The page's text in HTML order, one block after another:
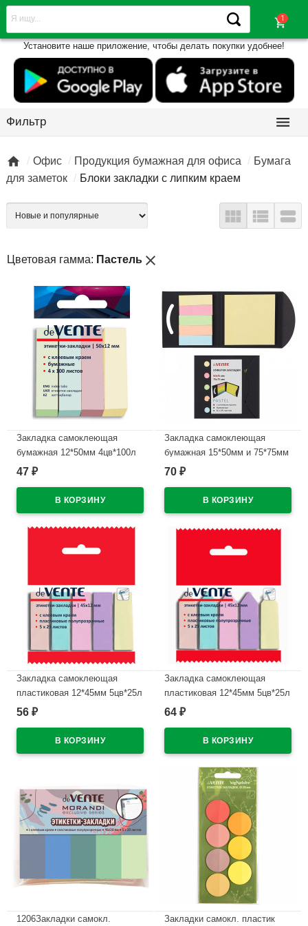
shopping_cart
Установите наше приложение, чтобы делать покупки удобнее!
Фильтр 
 Офис Продукция бумажная для офиса
Бумага
для заметок
Блоки закладки с липким краем
  
Цветовая гамма: Пастель close
Закладка самоклеющая
бумажная 12*50мм 4цв*100л
(deVENTE) пастель
47 ₽
Закладка самоклеющая
бумажная 15*50мм и 75*75мм
6*25листов, 5цв пастель
70 ₽
Закладка самоклеющая
пластиковая 12*45мм 5цв*25л
(deVENTE) пастель
56 ₽
Закладка самоклеющая
пластиковая 12*45мм 5цв*25л
(deVENTE) пастель стрелки
64 ₽
1206Закладки самокл. Закладки самокл. пластик